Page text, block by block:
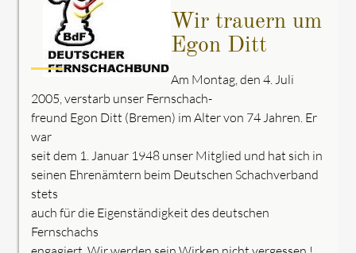
Wir trauern um
Egon Ditt
Am Montag, den 4. Juli
2005, verstarb unser Fernschach-
freund Egon Ditt (Bremen) im Alter von 74 Jahren. Er
war
seit dem 1. Januar 1948 unser Mitglied und hat sich in
seinen Ehrenämtern beim Deutschen Schachverband
stets
auch für die Eigenständigkeit des deutschen
Fernschachs